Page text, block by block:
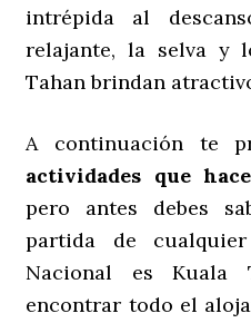
intrépida al
relajante, la selva y
Tahan brindan
A continuación te
actividades que
pero antes debes
partida de
Nacional es Kuala
encontrar todo el